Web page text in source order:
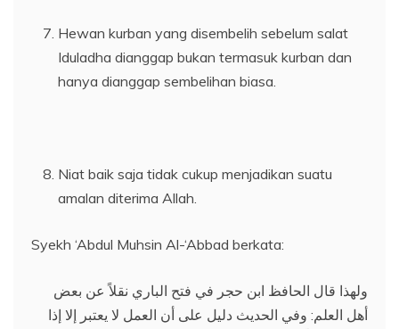
Hewan kurban yang disembelih sebelum salat
Iduladha dianggap bukan termasuk kurban dan
hanya dianggap sembelihan biasa.
Niat baik saja tidak cukup menjadikan suatu
amalan diterima Allah.
Syekh ‘Abdul Muhsin Al-‘Abbad berkata:
ولهذا قال الحافظ ابن حجر في فتح الباري نقلاً عن بعض
أهل العلم: وفي الحديث دليل على أن العمل لا يعتبر إلا إذا